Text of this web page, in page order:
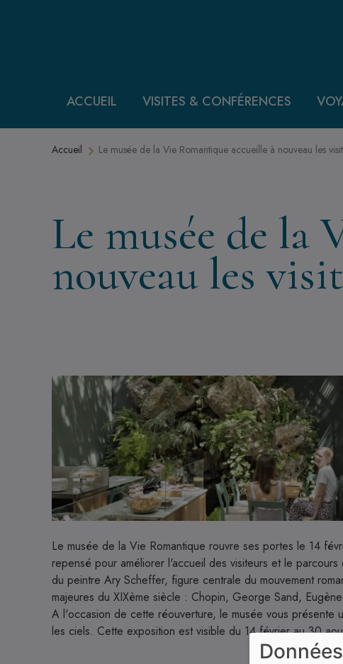
ACCUEIL VISITES & CONFÉRENCES
Fil d'Ariane
Accueil Le musée de la Vie Romantique accueille à nouveau les
Le musée de la
nouveau les
Image
Le musée de la Vie Romantique rouvre ses portes le 14
repensé pour améliorer l'accueil des visiteurs et le
du peintre Ary Scheffer, figure centrale du mouvement
majeures du XIXème siècle : Chopin, George Sand,
A l'occasion de cette réouverture, le musée vous présente
les ciels. Cette exposition est visible du 14 février au 30